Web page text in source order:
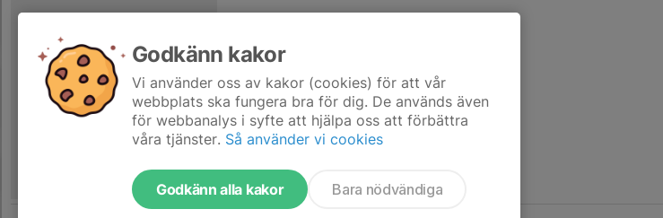
Godkänn kakor
Vi använder oss av kakor (cookies) för att vår
webbplats ska fungera bra för dig. De används även
för webbanalys i syfte att hjälpa oss att förbättra
våra tjänster. Så använder vi cookies
Godkänn alla kakor Bara nödvändiga